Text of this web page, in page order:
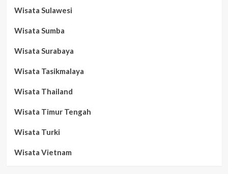
Wisata Sulawesi
Wisata Sumba
Wisata Surabaya
Wisata Tasikmalaya
Wisata Thailand
Wisata Timur Tengah
Wisata Turki
Wisata Vietnam